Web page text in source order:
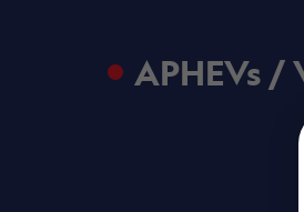
APHEVs /